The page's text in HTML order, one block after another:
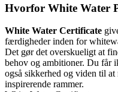
Hvorfor White Water
White Water Certificate
færdigheder inden for
Det gør det overskueligt at
behov og ambitioner. Du får
også sikkerhed og viden til
inspirerende rammer.